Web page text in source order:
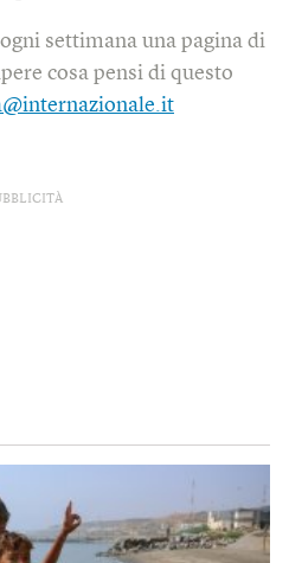
settimana una pagina di
cosa pensi di questo